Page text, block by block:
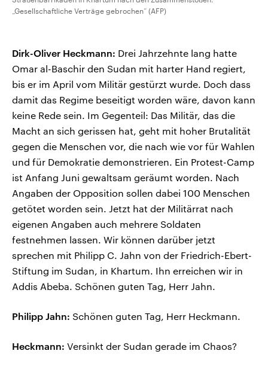
„Gesellschaftliche Verträge gebrochen“ (AFP)
Dirk-Oliver Heckmann: Drei Jahrzehnte lang hatte
Omar al-Baschir den Sudan mit harter Hand regiert,
bis er im April vom Militär gestürzt wurde. Doch dass
damit das Regime beseitigt worden wäre, davon kann
keine Rede sein. Im Gegenteil: Das Militär, das die
Macht an sich gerissen hat, geht mit hoher Brutalität
gegen die Menschen vor, die nach wie vor für Wahlen
und für Demokratie demonstrieren. Ein Protest-Camp
ist Anfang Juni gewaltsam geräumt worden. Nach
Angaben der Opposition sollen dabei 100 Menschen
getötet worden sein. Jetzt hat der Militärrat nach
eigenen Angaben auch mehrere Soldaten
festnehmen lassen. Wir können darüber jetzt
sprechen mit Philipp C. Jahn von der Friedrich-Ebert-
Stiftung im Sudan, in Khartum. Ihn erreichen wir in
Addis Abeba. Schönen guten Tag, Herr Jahn.
Philipp Jahn: Schönen guten Tag, Herr Heckmann.
Heckmann: Versinkt der Sudan gerade im Chaos?